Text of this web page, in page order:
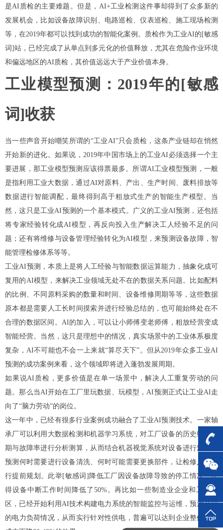
是AI质检的主要难题。但是，AI+工业检测这件事却得到了众多新的
发展机会，比如设备故障识别、电路巡检、仪表巡检、施工现场检测
等，在2019年都可以找到成功的智能化案例。 质检作为工业AI的[敏感
词]站，已经完成了从单点到多元化的价值释放，尤其在危险作业环境
和偏远地区的AI质检，其价值远远大于产业价值本身。
工业模型预测：2019年的[敏感
词]收获
当一些声音开始嘲笑所谓的“工业AI”只会质检，这条产业链却在悄然
开始新的进化。 如果说，2019年中国市场上的工业AI必须选择一个主
要进展，那工业模型预测应该得票最多。 所谓AI工业模型预测，一般
是指利用工业大数据，通过AI对原料、产出、生产时间、废料排放等
数据进行智能调配，最终得到高于粗放式生产的智能生产模型。当
然，这只是工业AI预测的一个基本模式。广义的工业AI预测，还包括
将专家经验转化成AI模型，再反向投入生产解决工人经验不足的问
题；还有将维修与设备管理经验转化为AI模型，来预测设备故障，智
能管理检修体系等等。
工业AI预测，本质上是将人工经验与智能数据运算能力，抽象化成可
复用的AI模型，来解决工业领域无处不在的数据关系问题。比如配料
的比例、不同原料采购的数量和时间、设备维修周期等等，这些数据
原本都是需要人工长时间摸索并进行经验总结的，也可能始终处在不
合理的数据区间。 AI的加入，可以让小师傅变老师傅，粗放经营变成
智能经营。当然，这只是理想中的情况，真实场景中的工业体系极度
复杂，AI不可能也不会一上来就“算尽天下”。但从2019年众多工业AI
预测的成功案例来看，这个领域即将进入蓬勃发展周期。
如果说AI质检，更多价值是在单一场景中，解决人工重复劳动的问
题。那么当AI开始在工厂里玩数据、玩模型，AI预测正式让工业AI走
向了“脑力劳动”的岗位。
这一年中，已经有很多行业案例成功融合了工业AI预测技术。 一家轴
承厂可以利用大数据检测和机器学习系统，对工厂设备的历史维修周
期与故障率进行分析测算，从而结合机器视觉系统对设备进行监控，
预测何时需要进行设备清洗、何时可能需要更换部件，让检修人员进
行提前规划。此举[敏感词]降低工厂因设备故障导致的停工情况，使
得设备中断工作时间降低了50%。再比如一些制造业企业和工业园
区，已经开始利用AI技术构建电力系统的智能监控与运维，预测企业
的电力负荷情况，从而实行针对性供电，普遍可以达到企业整体购电